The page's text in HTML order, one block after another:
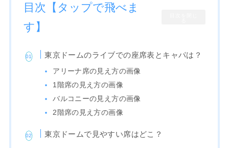
目次【タップで飛べま
す】
東京ドームのライブでの座席表とキャパは？
アリーナ席の見え方の画像
1階席の見え方の画像
バルコニーの見え方の画像
2階席の見え方の画像
東京ドームで見やすい席はどこ？